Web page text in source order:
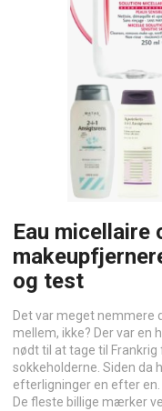
Eau micellaire
og test
Det var meget nemmere
mellem, ikke? Der var en
nødt til at tage til Frankrig
sokkeholderne. Siden da
efterligninger en efter
De fleste billige mærker